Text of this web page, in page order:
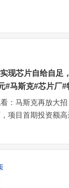
现芯片自给自足
#马斯克#芯片厂
：马斯克再放大
项目首期投资额